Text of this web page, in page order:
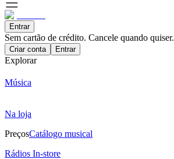
Entrar
Sem cartão de crédito. Cancele quando quiser.
Criar conta Entrar
Explorar
Música
Na loja
PreçosCatálogo musical
Rádios In-store